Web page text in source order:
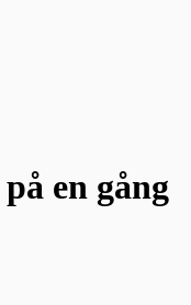
på en gång